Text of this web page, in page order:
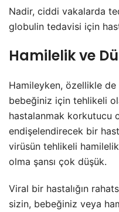
Nadir, ciddi vakalarda
globulin tedavisi için
Hamilelik ve
Hamileyken, özellikle de
bebeğiniz için tehlikeli
hastalanmak korkutucu
endişelendirecek bir
virüsün tehlikeli
olma şansı çok düşük.
Viral bir hastalığın
sizin, bebeğiniz veya